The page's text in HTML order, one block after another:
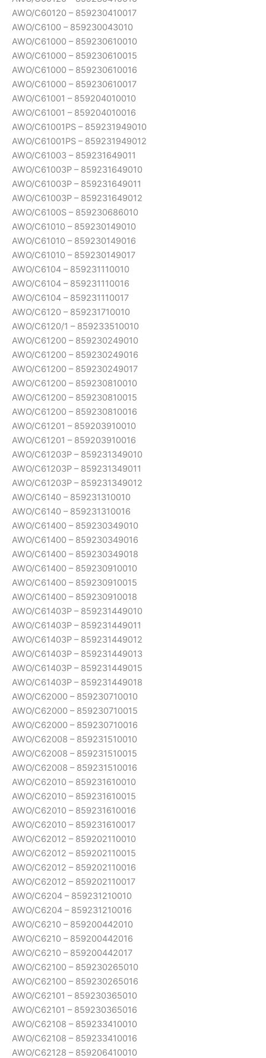
AWO/C60120 – 859230410017
AWO/C6100 – 859230043010
AWO/C61000 – 859230610010
AWO/C61000 – 859230610015
AWO/C61000 – 859230610016
AWO/C61000 – 859230610017
AWO/C61001 – 859204010010
AWO/C61001 – 859204010016
AWO/C61001PS – 859231949010
AWO/C61001PS – 859231949012
AWO/C61003 – 859231649011
AWO/C61003P – 859231649010
AWO/C61003P – 859231649011
AWO/C61003P – 859231649012
AWO/C6100S – 859230686010
AWO/C61010 – 859230149010
AWO/C61010 – 859230149016
AWO/C61010 – 859230149017
AWO/C6104 – 859231110010
AWO/C6104 – 859231110016
AWO/C6104 – 859231110017
AWO/C6120 – 859231710010
AWO/C6120/1 – 859233510010
AWO/C61200 – 859230249010
AWO/C61200 – 859230249016
AWO/C61200 – 859230249017
AWO/C61200 – 859230810010
AWO/C61200 – 859230810015
AWO/C61200 – 859230810016
AWO/C61201 – 859203910010
AWO/C61201 – 859203910016
AWO/C61203P – 859231349010
AWO/C61203P – 859231349011
AWO/C61203P – 859231349012
AWO/C6140 – 859231310010
AWO/C6140 – 859231310016
AWO/C61400 – 859230349010
AWO/C61400 – 859230349016
AWO/C61400 – 859230349018
AWO/C61400 – 859230910010
AWO/C61400 – 859230910015
AWO/C61400 – 859230910018
AWO/C61403P – 859231449010
AWO/C61403P – 859231449011
AWO/C61403P – 859231449012
AWO/C61403P – 859231449013
AWO/C61403P – 859231449015
AWO/C61403P – 859231449018
AWO/C62000 – 859230710010
AWO/C62000 – 859230710015
AWO/C62000 – 859230710016
AWO/C62008 – 859231510010
AWO/C62008 – 859231510015
AWO/C62008 – 859231510016
AWO/C62010 – 859231610010
AWO/C62010 – 859231610015
AWO/C62010 – 859231610016
AWO/C62010 – 859231610017
AWO/C62012 – 859202110010
AWO/C62012 – 859202110015
AWO/C62012 – 859202110016
AWO/C62012 – 859202110017
AWO/C6204 – 859231210010
AWO/C6204 – 859231210016
AWO/C6210 – 859200442010
AWO/C6210 – 859200442016
AWO/C6210 – 859200442017
AWO/C62100 – 859230265010
AWO/C62100 – 859230265016
AWO/C62101 – 859230365010
AWO/C62101 – 859230365016
AWO/C62108 – 859233410010
AWO/C62108 – 859233410016
AWO/C62128 – 859206410010